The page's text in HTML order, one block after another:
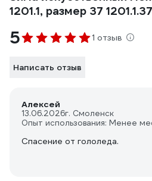
1201.1, размер 37 1201.1.37
5 1 отзыв
Написать отзыв
Алексей
13.06.2026г. Смоленск
Опыт использования: Менее
Спасение от гололеда.